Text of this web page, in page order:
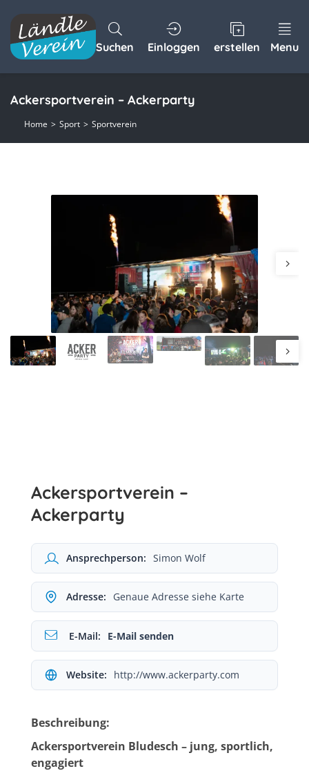
Suchen Einloggen erstellen Menu
Ackersportverein – Ackerparty
Home Sport Sportverein
Ackersportverein –
Ackerparty
Ansprechperson: Simon Wolf
Adresse: Genaue Adresse siehe Karte
E-Mail: E-Mail senden
Website: http://www.ackerparty.com
Beschreibung:
Ackersportverein Bludesch – jung, sportlich,
engagiert